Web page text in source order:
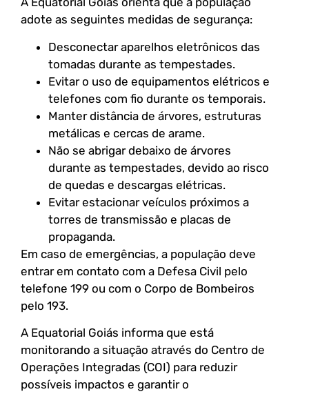
adote as seguintes medidas de segurança:
Desconectar aparelhos eletrônicos das
tomadas durante as tempestades.
Evitar o uso de equipamentos elétricos e
telefones com fio durante os temporais.
Manter distância de árvores, estruturas
metálicas e cercas de arame.
Não se abrigar debaixo de árvores
durante as tempestades, devido ao risco
de quedas e descargas elétricas.
Evitar estacionar veículos próximos a
torres de transmissão e placas de
propaganda.
Em caso de emergências, a população deve
entrar em contato com a Defesa Civil pelo
telefone 199 ou com o Corpo de Bombeiros
pelo 193.
A Equatorial Goiás informa que está
monitorando a situação através do Centro de
Operações Integradas (COI) para reduzir
possíveis impactos e garantir o